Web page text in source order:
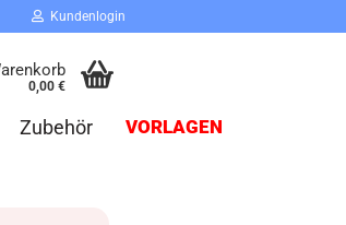
Kundenlogin
0,00 €
Zubehör VORLAGEN